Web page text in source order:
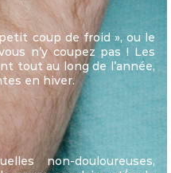
coup de froid », ou le
n’y coupez pas ! Les
tout au long de l’année,
en hiver.
non-douloureuses,